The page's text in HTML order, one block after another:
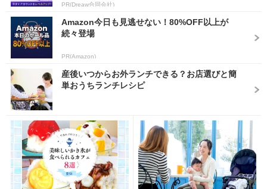
PR(Dreaw合同会社)
Amazon今日も見逃せない！80%OFF以上が
続々登場
PR(Amazon)
産後いつからお外ランチできる？お店選びと簡
単おうちランチレシピ